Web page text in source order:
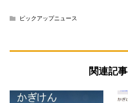
ピックアップニュース
関連記事